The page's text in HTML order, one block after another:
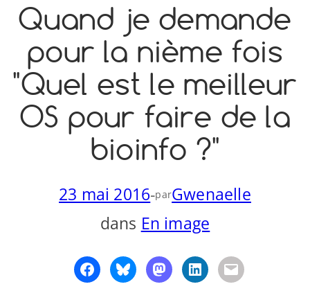
o
d
o
n
s
y
R
S
S
Quand je demande
pour la nième fois
"Quel est le meilleur
OS pour faire de la
bioinfo ?"
23 mai 2016-parGwenaelle
dans En image